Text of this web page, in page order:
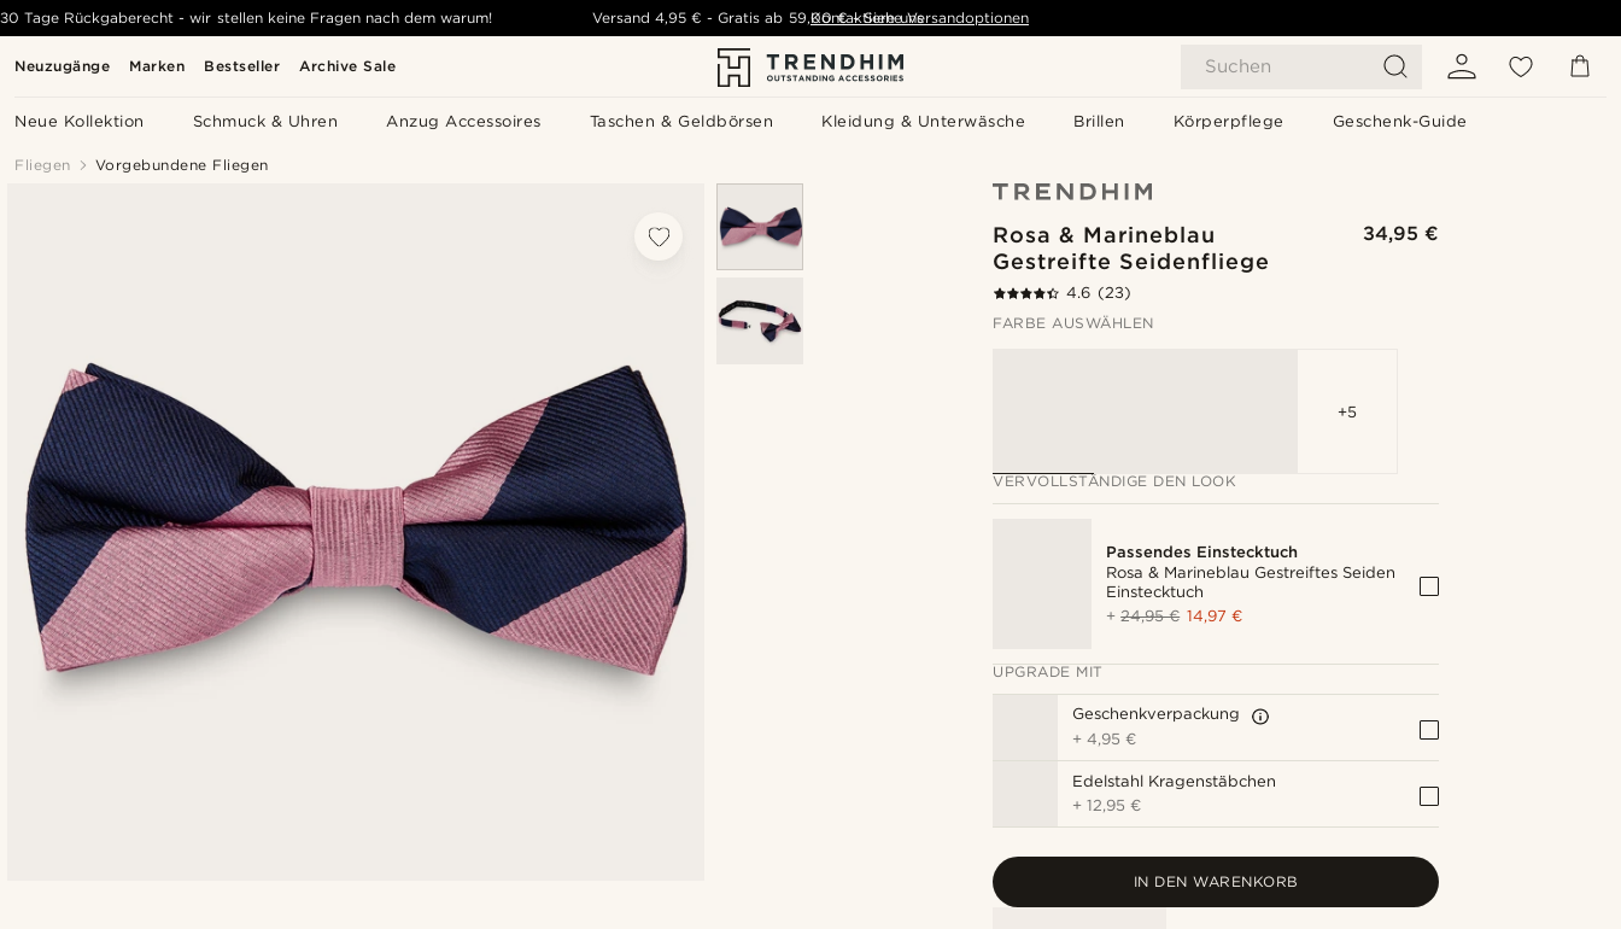
Neuzugänge Marken Bestseller Archive Sale Suchen
Neue Kollektion Schmuck & Uhren Anzug Accessoires Taschen & Geldbörsen Kleidung & Unterwäsche Brillen Körperpflege Geschenk-Guide
30 Tage Rückgaberecht - wir stellen keine Fragen nach dem warum! Versand 4,95 € -Gratis ab 59,00 € - Siehe Versandoptionen
Kontaktiere uns
Fliegen Vorgebundene Fliegen
Rosa & Marineblau
Gestreifte Seidenfliege
34,95 €
4.6 (23)
FARBE AUSWÄHLEN
+5
VERVOLLSTÄNDIGE DEN LOOK
Passendes Einstecktuch
Rosa & Marineblau Gestreiftes Seiden
Einstecktuch
+24,95 € 14,97 €
UPGRADE MIT
Geschenkverpackung
+4,95 €
Edelstahl Kragenstäbchen
+12,95 €
IN DEN WARENKORB